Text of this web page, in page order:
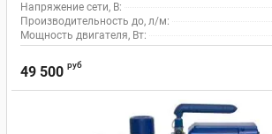
Напряжение сети, В:
Производительность до, л/м:
Мощность двигателя, Вт:
49 500 руб